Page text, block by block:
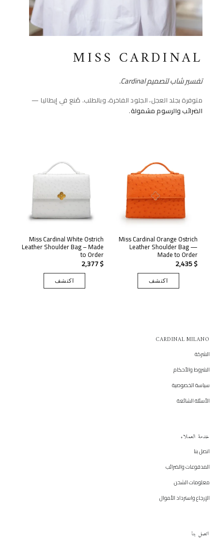
MISS CARDINAL
تفسير شاب لتصميم Cardinal.
متوفرة بجلد العجل، الجلود الفاخرة، وبالطلب. صُنع في إيطاليا —
الضرائب والرسوم مشمولة.
Miss Cardinal Orange Ostrich
Leather Shoulder Bag —
Made to Order
2,435$
اكتشف
Miss Cardinal White Ostrich
Leather Shoulder Bag – Made
to Order
2,377$
اكتشف
CARDINAL MILANO
الشركة
الشروط والأحكام
سياسة الخصوصية
الأسئلة الشائعة
خدمة العملاء
اتصل بنا
المدفوعات والضرائب
معلومات الشحن
الإرجاع واسترداد الأموال
اتصل بنا